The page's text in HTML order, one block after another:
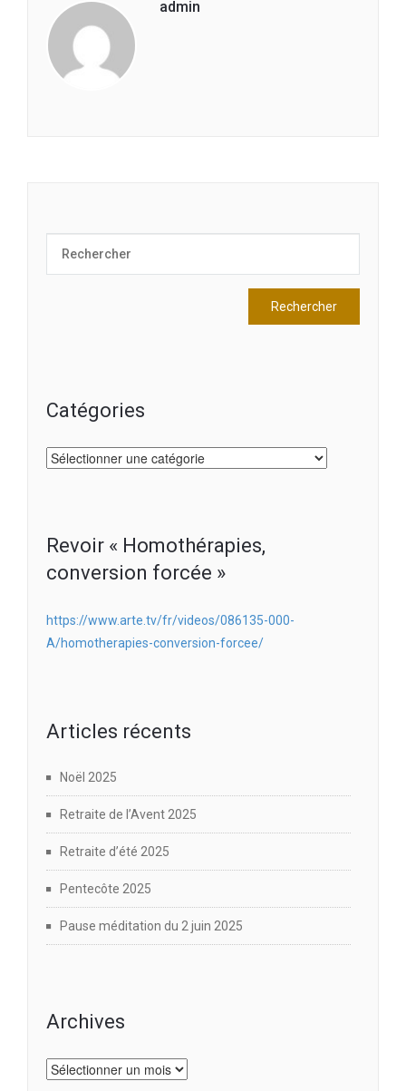
admin
Catégories
Catégories
Revoir « Homothérapies,
conversion forcée »
https://www.arte.tv/fr/videos/086135-000-
A/homotherapies-conversion-forcee/
Articles récents
Noël 2025
Retraite de l’Avent 2025
Retraite d’été 2025
Pentecôte 2025
Pause méditation du 2 juin 2025
Archives
Archives